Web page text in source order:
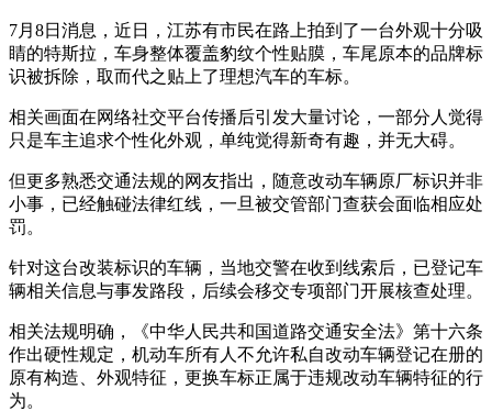
7月8日消息，近日，江苏有市民在路上拍到了一台外观十分吸
睛的特斯拉，车身整体覆盖豹纹个性贴膜，车尾原本的品牌标
识被拆除，取而代之贴上了理想汽车的车标。
相关画面在网络社交平台传播后引发大量讨论，一部分人觉得
只是车主追求个性化外观，单纯觉得新奇有趣，并无大碍。
但更多熟悉交通法规的网友指出，随意改动车辆原厂标识并非
小事，已经触碰法律红线，一旦被交管部门查获会面临相应处
罚。
针对这台改装标识的车辆，当地交警在收到线索后，已登记车
辆相关信息与事发路段，后续会移交专项部门开展核查处理。
相关法规明确，《中华人民共和国道路交通安全法》第十六条
作出硬性规定，机动车所有人不允许私自改动车辆登记在册的
原有构造、外观特征，更换车标正属于违规改动车辆特征的行
为。